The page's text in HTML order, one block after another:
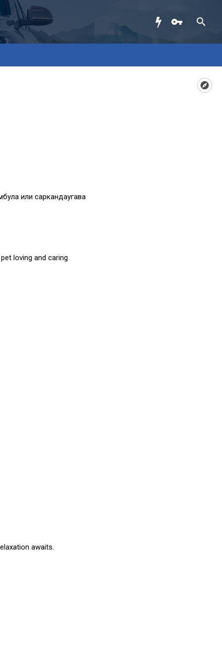
или саркандаугава
loving and caring
awaits.